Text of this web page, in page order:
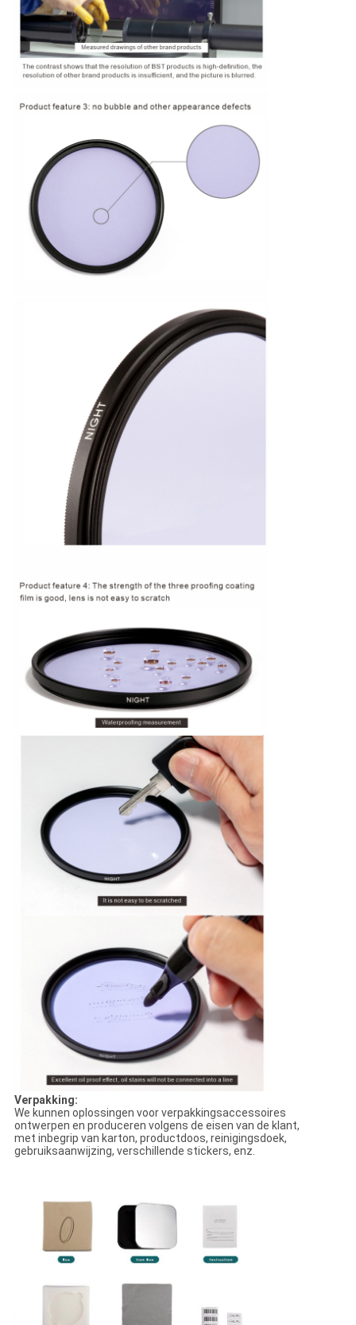
Verpakking:
We kunnen oplossingen voor verpakkingsaccessoires
ontwerpen en produceren volgens de eisen van de klant,
met inbegrip van karton, productdoos, reinigingsdoek,
gebruiksaanwijzing, verschillende stickers, enz.